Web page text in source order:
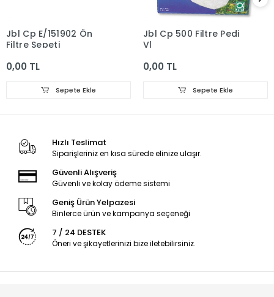
Jbl Cp E/151902 Ön
Filtre Sepeti
0,00 TL
Sepete Ekle
Jbl Cp 500 Filtre Pedi
Vl
0,00 TL
Sepete Ekle
Hızlı Teslimat
Siparişleriniz en kısa sürede elinize ulaşır.
Güvenli Alışveriş
Güvenli ve kolay ödeme sistemi
Geniş Ürün Yelpazesi
Binlerce ürün ve kampanya seçeneği
7 / 24 DESTEK
Öneri ve şikayetlerinizi bize iletebilirsiniz.